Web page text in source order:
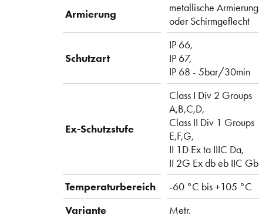
Armierung
metallische Armierung
oder Schirmgeflecht
Schutzart
IP 66,
IP 67,
IP 68 - 5bar/30min
Ex-Schutzstufe
Class I Div 2 Groups
A,B,C,D,
Class II Div 1 Groups
E,F,G,
II 1D Ex ta IIIC Da,
II 2G Ex db eb IIC Gb
Temperaturbereich
-60 °C bis +105 °C
Variante
Metr.